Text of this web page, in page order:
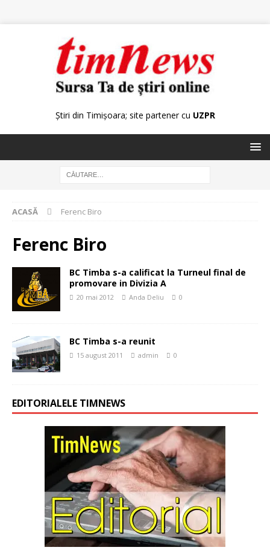
Știri din Timișoara; site partener cu UZPR
ACASĂ Ferenc Biro
Ferenc Biro
BC Timba s-a calificat la Turneul final de
promovare in Divizia A
20 mai 2012 Anda Deliu 0
BC Timba s-a reunit
15 august 2011 admin 0
EDITORIALELE TIMNEWS